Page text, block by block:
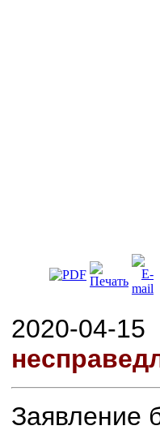
2020-04-
Заявление